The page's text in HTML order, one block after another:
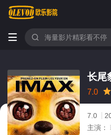
 
长尾
7.0
很差较差还行推荐力荐
7.0
主演：